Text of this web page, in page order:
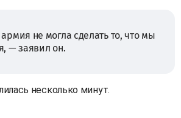
не могла сделать то, что мы
— заявил он.
несколько минут.